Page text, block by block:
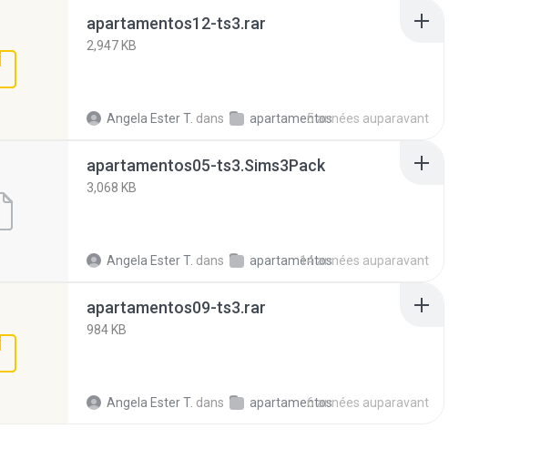
apartamentos12-ts3.rar
2,947 KB
Angela Ester T. dans apartamentos5 années auparavant
apartamentos05-ts3.Sims3Pack
3,068 KB
Angela Ester T. dans apartamentos14 années auparavant
apartamentos09-ts3.rar
984 KB
Angela Ester T. dans apartamentos6 années auparavant